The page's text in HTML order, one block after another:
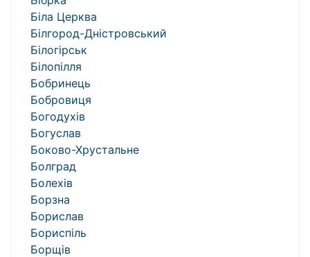
Біла Церква
Білгород-Дністровський
Білогірськ
Білопілля
Бобринець
Бобровиця
Богодухів
Богуслав
Боково-Хрустальне
Болград
Болехів
Борзна
Борислав
Бориспіль
Борщів